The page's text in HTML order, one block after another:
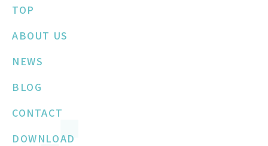
TOP
ABOUT US
NEWS
BLOG
CONTACT
DOWNLOAD